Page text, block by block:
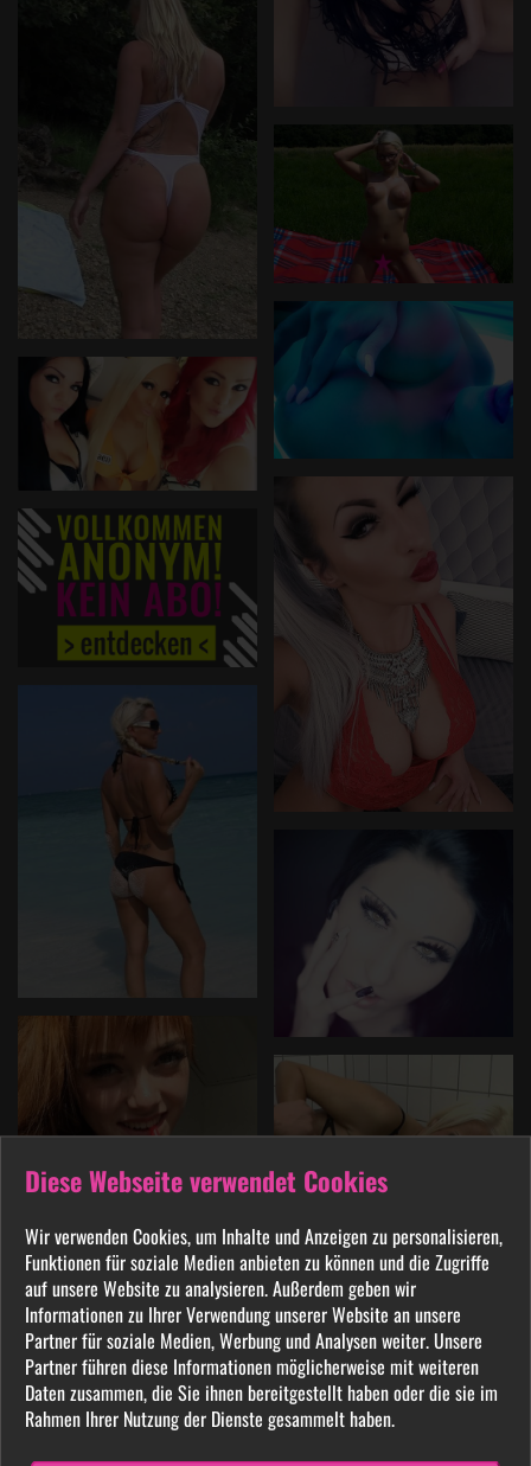
Diese Webseite verwendet Cookies
Wir verwenden Cookies, um Inhalte und Anzeigen zu personalisieren,
Funktionen für soziale Medien anbieten zu können und die Zugriffe
auf unsere Website zu analysieren. Außerdem geben wir
Informationen zu Ihrer Verwendung unserer Website an unsere
Partner für soziale Medien, Werbung und Analysen weiter. Unsere
Partner führen diese Informationen möglicherweise mit weiteren
Daten zusammen, die Sie ihnen bereitgestellt haben oder die sie im
Rahmen Ihrer Nutzung der Dienste gesammelt haben.